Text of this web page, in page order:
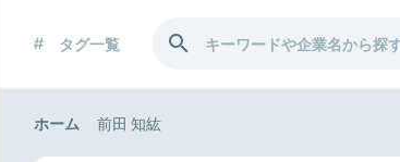
タグ一覧
ホーム 前田 知紘